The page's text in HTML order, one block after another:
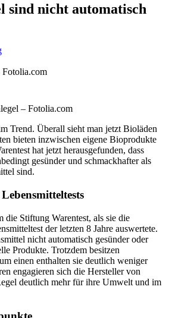
sind nicht automatisch
– Fotolia.com
Trend. Überall sieht man jetzt Bioläden
bieten inzwischen eigene Bioprodukte
hat jetzt herausgefunden, dass
gesünder und schmackhafter als
sind.
die Stiftung Warentest, als sie die
der letzten 8 Jahre auswertete.
nicht automatisch gesünder oder
Produkte. Trotzdem besitzen
einen enthalten sie deutlich weniger
engagieren sich die Hersteller von
deutlich mehr für ihre Umwelt und im